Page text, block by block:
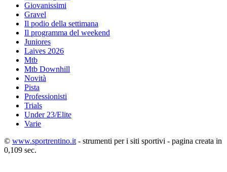
Giovanissimi
Gravel
Il podio della settimana
Il programma del weekend
Juniores
Laives 2026
Mtb
Mtb Downhill
Novità
Pista
Professionisti
Trials
Under 23/Elite
Varie
© www.sportrentino.it - strumenti per i siti sportivi - pagina creata in
0,109 sec.